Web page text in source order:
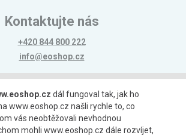
Kontaktujte nás
+420 844 800 222
info@eoshop.cz
Možnosti platby
dál fungoval tak, jak ho
www.eoshop.cz našli rychle to, co
vás neobtěžovali nevhodnou
mohli www.eoshop.cz dále rozvíjet,